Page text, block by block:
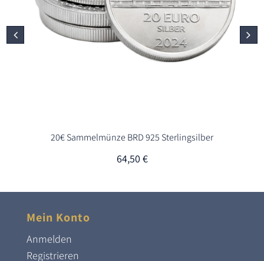
20€ Sammelmünze BRD 925 Sterlingsilber
64,50 €
Mein Konto
Anmelden
Registrieren